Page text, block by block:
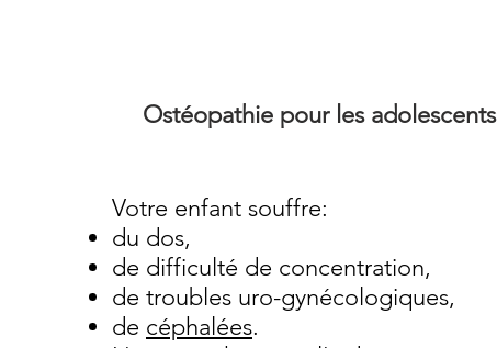
Ostéopathie pour les adolescents
Votre enfant souffre:
du dos,
de difficulté de concentration,
de troubles uro-gynécologiques,
de céphalées.